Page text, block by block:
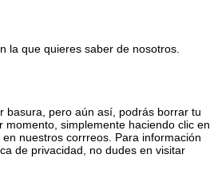
la que quieres saber de nosotros.
basura, pero aún así, podrás borrar tu
momento, simplemente haciendo clic en
nuestros corrreos. Para información
de privacidad, no dudes en visitar